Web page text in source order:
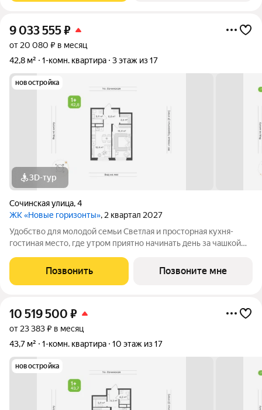
9 033 555₽
от 20 080 ₽ в месяц
42,8 м²
1-комн. квартира 3 этаж из 17
новостройка
3D-тур
Сочинская улица,4
ЖК «Новые горизонты», 2 квартал 2027
Удобство для молодой семьи Светлая и просторная кухня-
гостиная место, где утром приятно начинать день за чашкой
создаёт ощущение свободы, а зона готовки продумана так,
чтобы всё было под
Позвонить Позвоните мне
10 519 500 ₽
от 23 383 ₽ в месяц
43,7 м²
1-комн. квартира 10 этаж из 17
новостройка